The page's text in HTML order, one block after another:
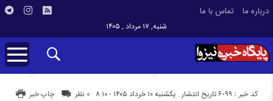
درباره ما تماس با ما
شنبه, ۱۷ مرداد , ۱۴۰۵
تاریخ انتشار : یکشنبه ۱۰ خرداد ۱۴۰۵ - ۸:۱۰ کد خبر : 6099 چاپ خبر ۰ نظر